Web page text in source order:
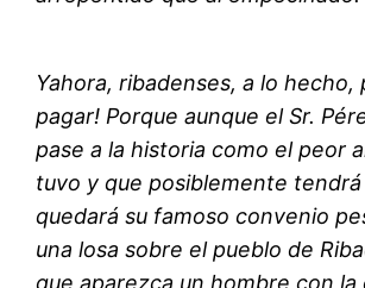
Yahora, ribadenses, a lo hecho,
pagar! Porque aunque el Sr.
pase a la historia como el peor
tuvo y que posiblemente tendrá
quedará su famoso convenio
una losa sobre el pueblo de
que aparezca un hombre con la